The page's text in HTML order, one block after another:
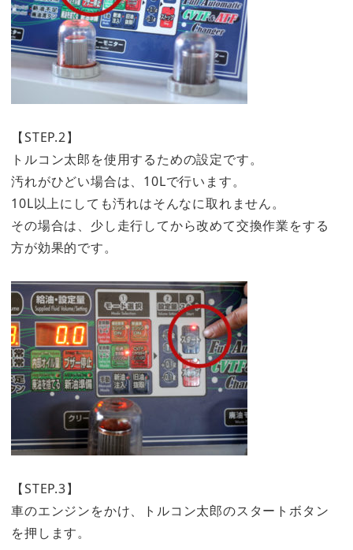
【STEP.2】
トルコン太郎を使用するための設定です。
汚れがひどい場合は、10Lで行います。
10L以上にしても汚れはそんなに取れません。
その場合は、少し走行してから改めて交換作業をする
方が効果的です。
【STEP.3】
車のエンジンをかけ、トルコン太郎のスタートボタン
を押します。